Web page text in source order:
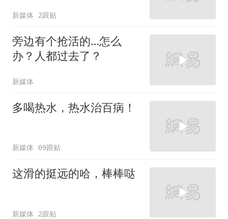
新媒体 2跟贴
旁边有个抢活的…怎么
办？人都过去了？
新媒体
多喝热水，热水治百病！
新媒体 69跟贴
这滑的挺远的哈，棒棒哒
新媒体 2跟贴